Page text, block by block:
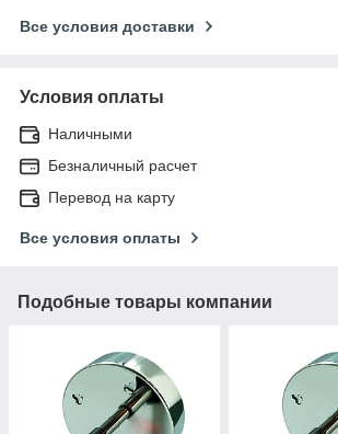
Все условия доставки
Условия оплаты
Наличными
Безналичный расчет
Перевод на карту
Все условия оплаты
Подобные товары компании